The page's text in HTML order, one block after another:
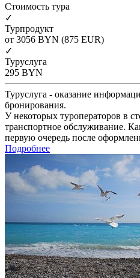
Cтоимость тура
✓
Турпродукт
от 3056 BYN (875 EUR)
✓
Туруслуга
295 BYN
Туруслуга - оказание
бронирования.
У некоторых туроператоров в
транспортное обслуживание.
первую очередь после
Подробнее